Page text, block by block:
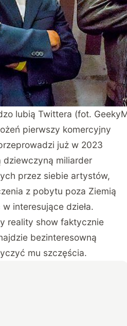
lubią Twittera (fot.
pierwszy komercyjny
już w 2023
dziewczyną miliarder
przez siebie artystów,
z pobytu poza Ziemią
interesujące dzieła.
reality show faktycznie
bezinteresowną
mu szczęścia.